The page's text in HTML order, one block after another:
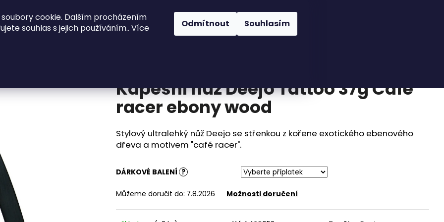
cookie. Dalším procházením
souhlas s jejich používáním.. Více
Odmítnout Souhlasím
Kuchyně a stolování Akinod Příslušenství
Kapesní nůž Deejo Tattoo 37g Café
racer ebony wood
Stylový ultralehký nůž Deejo se střenkou z kořene exotického ebenového
dřeva a motivem "café racer".
DÁRKOVÉ BALENÍ ?
Můžeme doručit do: 7.8.2026 Možnosti doručení
HLEDAT
KAPESNÍ NŮŽ DEEJO BLACK 27G